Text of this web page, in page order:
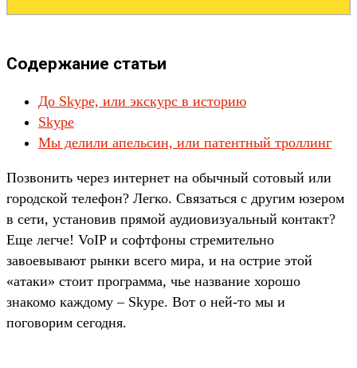
Содержание статьи
До Skype, или экскурс в историю
Skype
Мы делили апельсин, или патентный троллинг
Позвонить через интернет на обычный сотовый или
городской телефон? Легко. Связаться с другим юзером
в сети, установив прямой аудиовизуальный контакт?
Еще легче! VoIP и софтфоны стремительно
завоевывают рынки всего мира, и на острие этой
«атаки» стоит программа, чье название хорошо
знакомо каждому – Skype. Вот о ней-то мы и
поговорим сегодня.